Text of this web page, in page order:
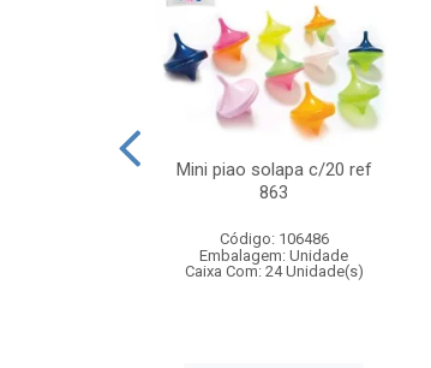
Mini piao solapa c/20 ref
863
Código: 106486
Embalagem: Unidade
Caixa Com: 24 Unidade(s)